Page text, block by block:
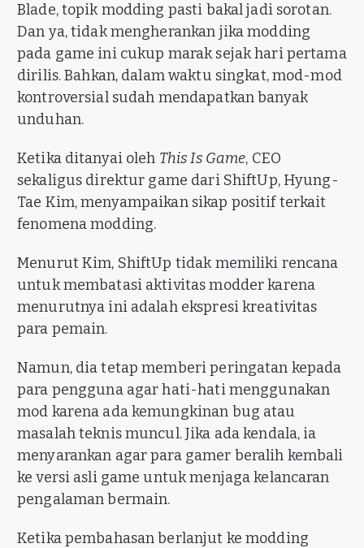
Blade, topik modding pasti bakal jadi sorotan.
Dan ya, tidak mengherankan jika modding
pada game ini cukup marak sejak hari pertama
dirilis. Bahkan, dalam waktu singkat, mod-mod
kontroversial sudah mendapatkan banyak
unduhan.
Ketika ditanyai oleh This Is Game, CEO
sekaligus direktur game dari ShiftUp, Hyung-
Tae Kim, menyampaikan sikap positif terkait
fenomena modding.
Menurut Kim, ShiftUp tidak memiliki rencana
untuk membatasi aktivitas modder karena
menurutnya ini adalah ekspresi kreativitas
para pemain.
Namun, dia tetap memberi peringatan kepada
para pengguna agar hati-hati menggunakan
mod karena ada kemungkinan bug atau
masalah teknis muncul. Jika ada kendala, ia
menyarankan agar para gamer beralih kembali
ke versi asli game untuk menjaga kelancaran
pengalaman bermain.
Ketika pembahasan berlanjut ke modding